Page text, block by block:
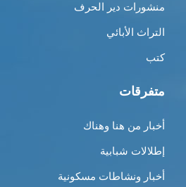
منشورات دير الحرف
التراث الأبائي
كتب
متفرقات
أخبار من هنا وهناك
إطلالات شبابية
أخبار ونشاطات مسكونية